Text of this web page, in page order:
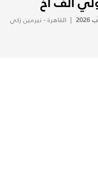
|القاهرة - نيرمين زكي